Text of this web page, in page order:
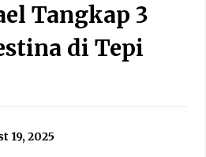
Kemenhaj Fokus Layani
2026
Tangkap 3
di Tepi
19, 2025